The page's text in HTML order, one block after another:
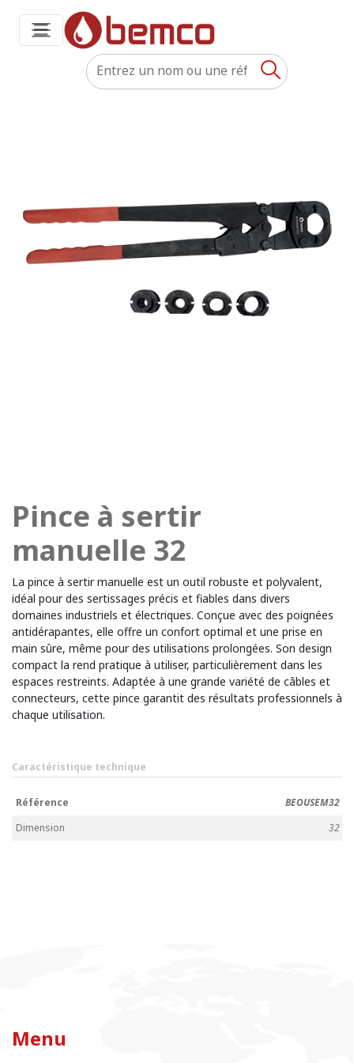
Pince à sertir
manuelle 32
La pince à sertir manuelle est un outil robuste et polyvalent,
idéal pour des sertissages précis et fiables dans divers
domaines industriels et électriques. Conçue avec des poignées
antidérapantes, elle offre un confort optimal et une prise en
main sûre, même pour des utilisations prolongées. Son design
compact la rend pratique à utiliser, particulièrement dans les
espaces restreints. Adaptée à une grande variété de câbles et
connecteurs, cette pince garantit des résultats professionnels à
chaque utilisation.
Caractéristique technique
Référence
BEOUSEM32
Dimension
32
Menu